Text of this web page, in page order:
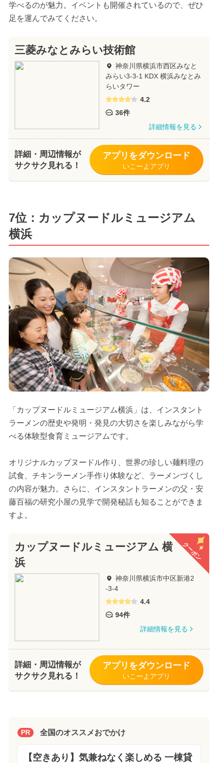
学べるのが魅力。イベントも開催されているので、ぜひ
足を運んでみてください。
三菱みなとみらい技術館
神奈川県横浜市西区みなと
みらい3-3-1 KDX 横浜みなとみ
らいタワー
4.2
36件
詳細情報を見る
詳細・周辺情報が
サクサク見れる！
アプリをダウンロード
いこーよアプリ
7位：カップヌードルミュージアム
横浜
「カップヌードルミュージアム横浜」は、インスタント
ラーメンの歴史や発明・発見の大切さを楽しみながら学
べる体験型食育ミュージアムです。
オリジナルカップヌードル作り、世界の珍しい麺料理の
試食、チキンラーメン手作り体験など、ラーメンづくし
の内容が魅力。さらに、インスタントラーメンの父・安
藤百福の研究小屋の見学で開発秘話も知ることができま
すよ。
クーポン
カップヌードルミュージアム 横
浜
神奈川県横浜市中区新港2
-3-4
4.4
94件
詳細情報を見る
詳細・周辺情報が
サクサク見れる！
アプリをダウンロード
いこーよアプリ
PR 全国のオススメおでかけ
【空きあり】気兼ねなく楽しめる 一棟貸